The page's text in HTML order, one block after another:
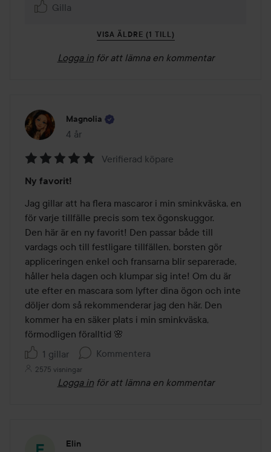
Gilla
VISA ÄLDRE (1 TILL)
Logga in för att lämna en kommentar
Magnolia
4 år
Inlägget skapades 4 år
5
av
5
Verifierad köpare
Ny favorit!
Jag gillar att ha flera mascaror i min sminkväska, en
för varje tillfälle precis som tex ögonskuggor.
Den här är en ny favorit! Den passar både till
vardags och till festligare tillfällen, borsten gör
appliceringen enkel och fransarna blir separerade,
håller hela dagen och klumpar sig inte! Om du är
ute efter en mascara som lyfter dina ögon och inte
döljer dom så rekommenderar jag den här. Den
kommer ha en säker plats i min sminkväska,
förmodligen föralltid 🌸
1 gillar
Kommentera
2575 visningar
Logga in för att lämna en kommentar
Elin